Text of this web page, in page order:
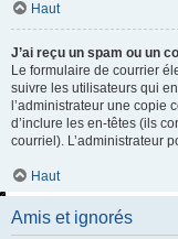
Haut
J’ai reçu un spam ou un
Le formulaire de courrier
suivre les utilisateurs qui
l’administrateur une copie
d’inclure les en-têtes (ils
courriel). L’administrateur
Haut
Amis et ignorés